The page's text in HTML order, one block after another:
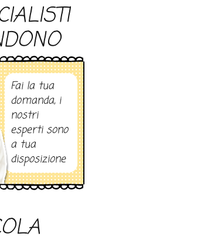
Fai la tua
domanda, i
nostri
esperti sono
a tua
disposizione